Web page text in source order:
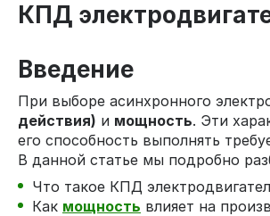
КПД
Введение
При выборе асинхронного
действия) и мощность. Эти
его способность выполнять
В данной статье мы подробно
Что такое КПД
Как мощность влияет на